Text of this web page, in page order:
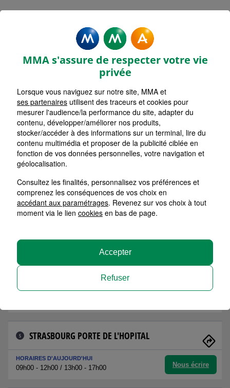
Rechercher une agence par code postal ou ville
Commencez à taper pour voir les suggestions de
Aucune suggestion disponible
LISTE AGENCES
SCHILTIGHEIM MAIRIE
HORAIRES D'AUJOURD'HUI
09h00 - 12h00 / 13h00 - 17h00
2 STRASBOURG VOSGES
HORAIRES D'AUJOURD'HUI
09h00 - 12h30 / 13h30 - 17h00
3 STRASBOURG BRANT
STRASBOURG HALLES
HORAIRES D'AUJOURD'HUI
5 STRASBOURG PORTE DE L'HOPITAL
HORAIRES D'AUJOURD'HUI
09h00 - 12h00 / 13h00 - 17h00 Nous écrire
MMA s'assure de respecter votre vie
privée
Lorsque vous naviguez sur notre site, MMA et
ses partenaires utilisent des traceurs et cookies pour
mesurer l'audience/la performance du site, adapter du
contenu, développer/améliorer nos produits,
stocker/accéder à des informations sur un terminal, lire du
contenu multimédia et proposer de la publicité ciblée en
fonction de vos données personnelles, votre navigation et
géolocalisation.
Consultez les finalités, personnalisez vos préférences et
comprenez les conséquences de vos choix en
accédant aux paramétrages. Revenez sur vos choix à tout
moment via le lien cookies en bas de page.
Refuser
Accepter